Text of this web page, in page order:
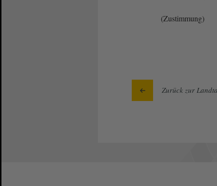
(Zustimmung)
Zurück zur